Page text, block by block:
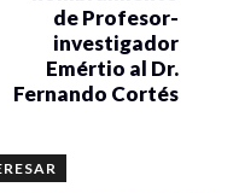
de Profesor-
investigador
Emértio al Dr.
Fernando Cortés